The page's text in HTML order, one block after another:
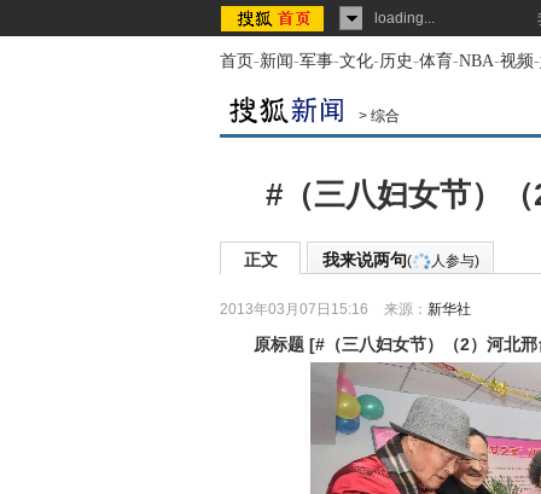
loading...
首页-新闻-军事-文化-历史-体育-NBA-视频-
> 综合
#（三八妇女节）
正文 我来说两句( 人参与)
2013年03月07日15:16 来源： 新华社
原标题 [#（三八妇女节）（2）河北